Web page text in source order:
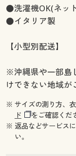
●洗濯機OK(ネッ
●イタリア製
【小型別配送】
※沖縄県や一部島
けできない地域が
※ サイズの測り方、
ド
をご確認くだ
※ 返品などサービス
い。